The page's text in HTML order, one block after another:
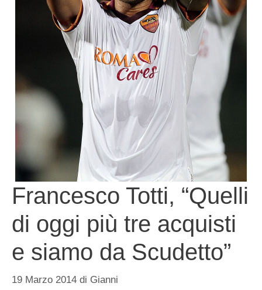
Francesco Totti, “Quelli
di oggi più tre acquisti
e siamo da Scudetto”
19 Marzo 2014 di Gianni